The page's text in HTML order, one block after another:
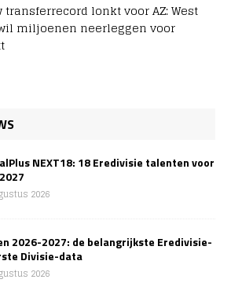
transferrecord lonkt voor AZ: West
miljoenen neerleggen voor
NEXT18: 18 Eredivisie talenten voor
2026
2026-2027: de belangrijkste Eredivisie-
Divisie-data
2026